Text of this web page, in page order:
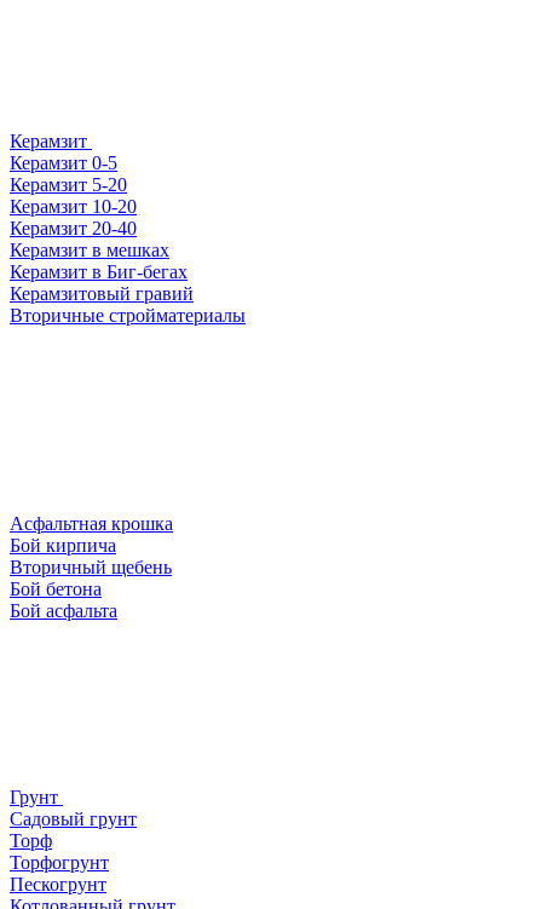
Керамзит
Керамзит 0-5
Керамзит 5-20
Керамзит 10-20
Керамзит 20-40
Керамзит в мешках
Керамзит в Биг-бегах
Керамзитовый гравий
Вторичные стройматериалы
Асфальтная крошка
Бой кирпича
Вторичный щебень
Бой бетона
Бой асфальта
Грунт
Садовый грунт
Торф
Торфогрунт
Пескогрунт